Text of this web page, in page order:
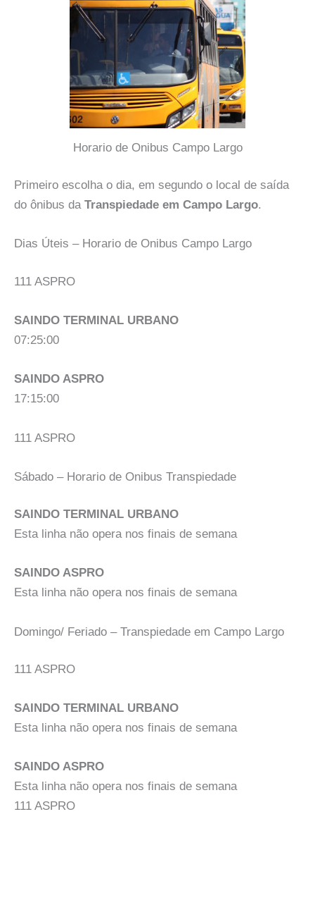
Horario de Onibus Campo Largo
Primeiro escolha o dia, em segundo o local de saída
do ônibus da Transpiedade em Campo Largo.
Dias Úteis – Horario de Onibus Campo Largo
111 ASPRO
SAINDO TERMINAL URBANO
07:25:00
SAINDO ASPRO
17:15:00
111 ASPRO
Sábado – Horario de Onibus Transpiedade
SAINDO TERMINAL URBANO
Esta linha não opera nos finais de semana
SAINDO ASPRO
Esta linha não opera nos finais de semana
Domingo/ Feriado – Transpiedade em Campo Largo
111 ASPRO
SAINDO TERMINAL URBANO
Esta linha não opera nos finais de semana
SAINDO ASPRO
Esta linha não opera nos finais de semana
111 ASPRO